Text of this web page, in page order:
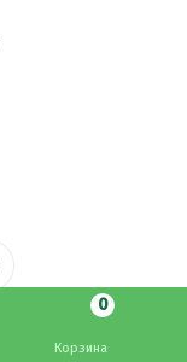
0
Корзина